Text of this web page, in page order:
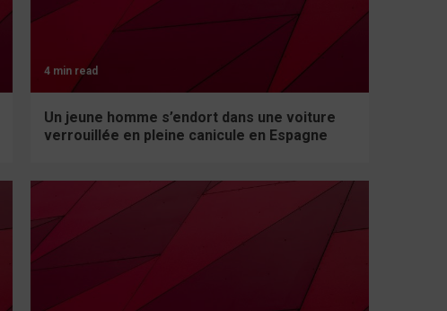
4 min read
Un jeune homme s’endort dans une voiture
verrouillée en pleine canicule en Espagne